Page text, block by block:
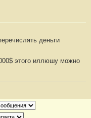
деньги
этого иллюшу можно